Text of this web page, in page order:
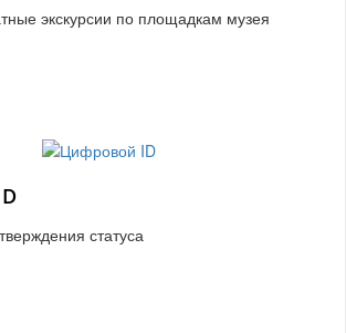
экскурсии по площадкам музея
статуса